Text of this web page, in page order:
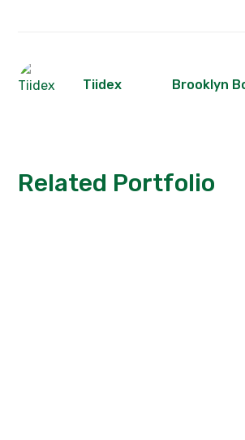
Tiidex Brooklyn
Related Portfolio